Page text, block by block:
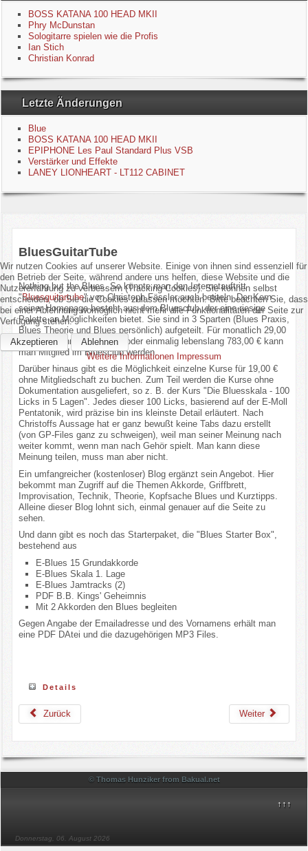
GuitarBlog
Kontakt
Impressum
Datenschutzerklärung
Links
Gästebuch
BOSS KATANA 100 HEAD MKII
Phry McDunstan
Sologitarre spielen wie die Profis
Ian Stich
Christian Konrad
Letzte Änderungen
Blue
BOSS KATANA 100 HEAD MKII
EPIPHONE Les Paul Standard Plus VSB
Verstärker und Effekte
LANEY LIONHEART - LT112 CABINET
BluesGuitarTube
Nothing but the Blues. So könnte man den Internetauftritt
"Bluesguitartube" von Christoph Fässler auch betiteln. Der Kern
seiner Homepage besteht aus dem Bluesclub, der eine riesige
Palette an Möglichkeiten bietet. Sie sind in 3 Sparten (Blues Praxis,
Blues Theorie und Blues persönlich) aufgeteilt. Für monatlich 29,00
€, einmal jährlich 261,00 € oder einmalig lebenslang 783,00 € kann
man Mitglied im Bluesclub werden.
Darüber hinaus gibt es die Möglichkeit einzelne Kurse für 19,00 €
ohne Mitgliedschaft zu buchen. Zum Teil werden die Kurse ohne
Dokumentation ausgeliefert, so z. B. der Kurs "Die Bluesskala - 100
Licks in 5 Lagen". Jedes dieser 100 Licks, basierend auf der E-Moll
Pentatonik, wird präzise bin ins kleinste Detail erläutert. Nach
Christoffs Aussage hat er ganz bewußt keine Tabs dazu erstellt
(von GP-Files ganz zu schweigen), weil man seiner Meinung nach
weiter kommt, wenn man nach Gehör spielt. Man kann diese
Meinung teilen, muss man aber nicht.
Ein umfangreicher (kostenloser) Blog ergänzt sein Angebot. Hier
bekommt man Zugriff auf die Themen Akkorde, Griffbrett,
Improvisation, Technik, Theorie, Kopfsache Blues und Kurztipps.
Alleine dieser Blog lohnt sich, einmal genauer auf die Seite zu
sehen.
Und dann gibt es noch das Starterpaket, die "Blues Starter Box",
bestehend aus
E-Blues 15 Grundakkorde
E-Blues Skala 1. Lage
E-Blues Jamtracks (2)
PDF B.B. Kings' Geheimnis
Mit 2 Akkorden den Blues begleiten
Gegen Angabe der Emailadresse und des Vornamens erhält man
eine PDF DAtei und die dazugehörigen MP3 Files.
Details
Zurück Weiter
© Thomas Hunziker from Bakual.net
↑↑↑
Donnerstag, 06. August 2026
Wir nutzen Cookies auf unserer Website. Einige von ihnen sind essenziell für
den Betrieb der Seite, während andere uns helfen, diese Website und die
Nutzererfahrung zu verbessern (Tracking Cookies). Sie können selbst
entscheiden, ob Sie die Cookies zulassen möchten. Bitte beachten Sie, dass
bei einer Ablehnung womöglich nicht mehr alle Funktionalitäten der Seite zur
Verfügung stehen.
Akzeptieren
Ablehnen
Weitere Informationen Impressum